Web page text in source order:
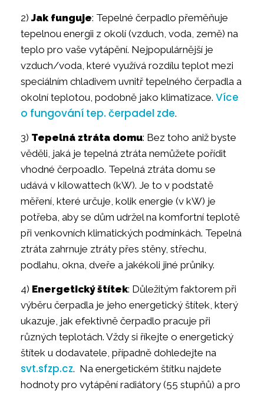
2) Jak funguje: Tepelné čerpadlo přeměňuje
tepelnou energii z okolí (vzduch, voda, země) na
teplo pro vaše vytápění. Nejpopulárnější je
vzduch/voda, které využívá rozdílu teplot mezi
speciálním chladivem uvnitř tepelného čerpadla a
okolní teplotou, podobně jako klimatizace. Více
o fungování tep. čerpadel zde.
3) Tepelná ztráta domu: Bez toho aniž byste
věděli, jaká je tepelná ztráta nemůžete pořídit
vhodné čerpoadlo. Tepelná ztráta domu se
udává v kilowattech (kW). Je to v podstatě
měření, které určuje, kolik energie (v kW) je
potřeba, aby se dům udržel na komfortní teplotě
při venkovních klimatických podmínkách. Tepelná
ztráta zahrnuje ztráty přes stěny, střechu,
podlahu, okna, dveře a jakékoli jiné průniky.
4) Energetický štítek: Důležitým faktorem při
výběru čerpadla je jeho energetický štítek, který
ukazuje, jak efektivně čerpadlo pracuje při
různých teplotách. Vždy si říkejte o energetický
štítek u dodavatele, případně dohledejte na
svt.sfzp.cz. Na energetickém štítku najdete
hodnoty pro vytápění radiátory (55 stupňů) a pro